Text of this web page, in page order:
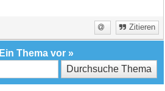
Zitieren
Ein Thema vor »